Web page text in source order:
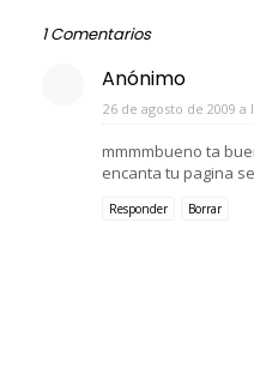
1 Comentarios
Anónimo
26 de agosto de 2009 a
mmmmbueno ta
encanta tu pagina
Responder Borrar